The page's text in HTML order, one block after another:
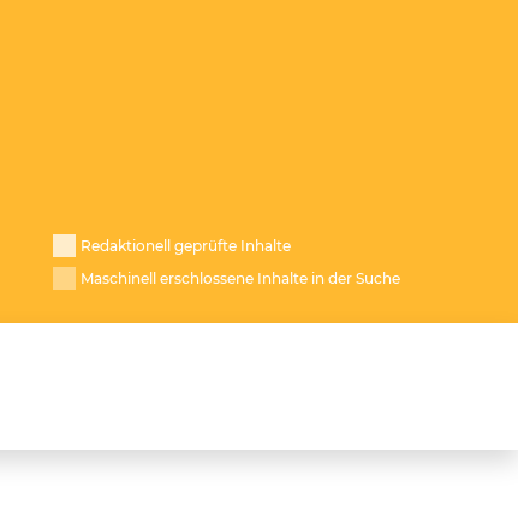
Redaktionell geprüfte Inhalte
Maschinell erschlossene Inhalte in der Suche